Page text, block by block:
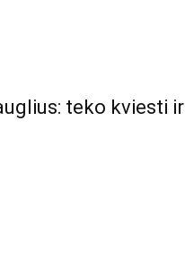
teko kviesti ir